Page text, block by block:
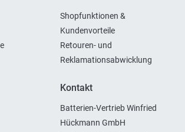
Shopfunktionen &
Kundenvorteile
Retouren- und
Reklamationsabwicklung
Kontakt
Batterien-Vertrieb Winfried
Hückmann GmbH